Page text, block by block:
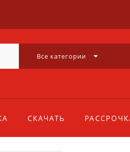
Все категории
СКАЧАТЬ